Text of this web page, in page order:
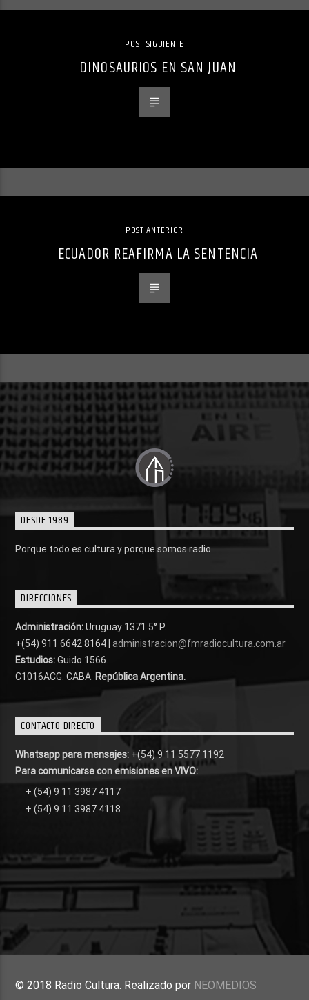
POST SIGUIENTE
DINOSAURIOS EN SAN JUAN
POST ANTERIOR
ECUADOR REAFIRMA LA SENTENCIA
DESDE 1989
Porque todo es cultura y porque somos radio.
DIRECCIONES
Administración:Uruguay 1371 5° P.
+(54) 911 6642 8164 | administracion@fmradiocultura.com.ar
Estudios:Guido 1566.
C1016ACG . CABA. República Argentina.
CONTACTO DIRECTO
Whatsapp para mensajes: +(54) 9 11 5577 1192
Para comunicarse con emisiones en VIVO:
+ (54) 9 11 3987 4117
+ (54) 9 11 3987 4118
© 2018 Radio Cultura. Realizado por NEOMEDIOS